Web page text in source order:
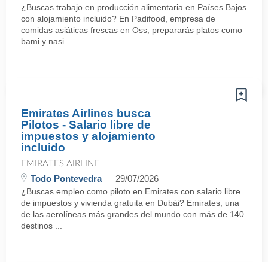
¿Buscas trabajo en producción alimentaria en Países Bajos
con alojamiento incluido? En Padifood, empresa de
comidas asiáticas frescas en Oss, prepararás platos como
bami y nasi ...
Emirates Airlines busca
Pilotos - Salario libre de
impuestos y alojamiento
incluido
EMIRATES AIRLINE
Todo Pontevedra 29/07/2026
¿Buscas empleo como piloto en Emirates con salario libre
de impuestos y vivienda gratuita en Dubái? Emirates, una
de las aerolíneas más grandes del mundo con más de 140
destinos ...